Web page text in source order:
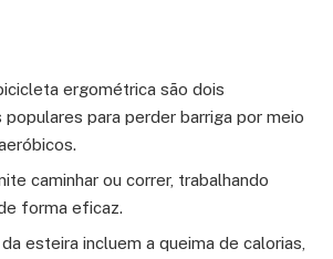
ergométrica são dois
para perder barriga por meio
caminhar ou correr, trabalhando
forma eficaz.
esteira incluem a queima de calorias,